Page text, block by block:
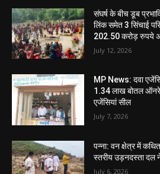
संघर्ष के बीच डूब
लिंक समेत 3 सिंचाई
202.50 करोड़ रुपये
July 12, 2026
MP News: दवा
1.34 लाख बोतल
एजेंसियां सील
July 7, 2026
पन्ना: वन क्षेत्र में
स्तरीय उड़नदस्ता दल ने
July 6, 2026